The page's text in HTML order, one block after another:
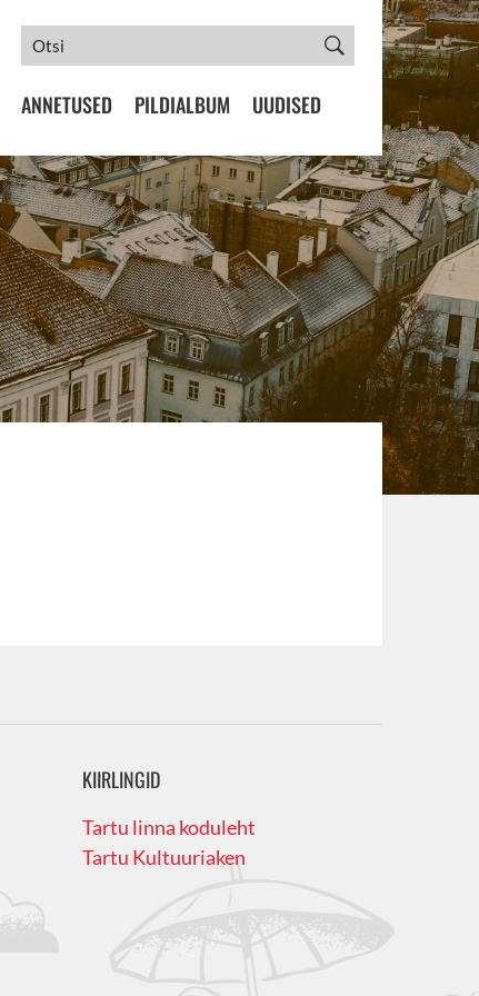
ANNETUSED PILDIALBUM UUDISED
KIIRLINGID
Tartu linna koduleht
Tartu Kultuuriaken